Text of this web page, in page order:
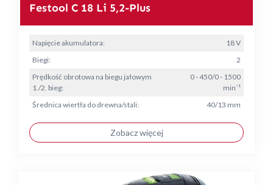
Festool C 18 Li 5,2-Plus
Napięcie akumulatora:
18 V
Biegi:
2
Prędkość obrotowa na biegu jałowym
1./2. bieg:
0 - 450/0 - 1500
min⁻¹
Średnica wiertła do drewna/stali:
40/13 mm
Zobacz więcej